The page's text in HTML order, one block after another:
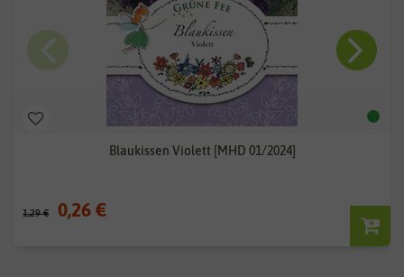
Blaukissen Violett [MHD 01/2024]
1,29 € 0,26 €